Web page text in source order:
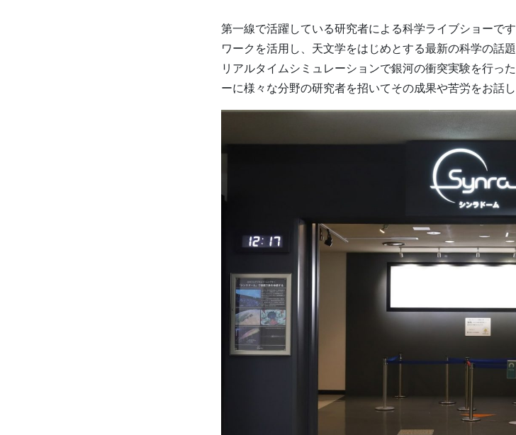
第一線で活躍している研究者による科学ライブショーで
ワークを活用し、天文学をはじめとする最新の科学の話題
リアルタイムシミュレーションで銀河の衝突実験を行っ
ーに様々な分野の研究者を招いてその成果や苦労をお話